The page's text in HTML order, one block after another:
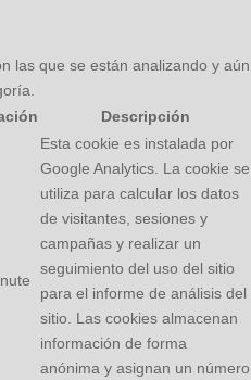
las que se están analizando y aún
Descripción
Esta cookie es instalada por
Google Analytics. La cookie se
utiliza para calcular los datos
de visitantes, sesiones y
campañas y realizar un
seguimiento del uso del sitio
para el informe de análisis del
sitio. Las cookies almacenan
información de forma
anónima y asignan un número